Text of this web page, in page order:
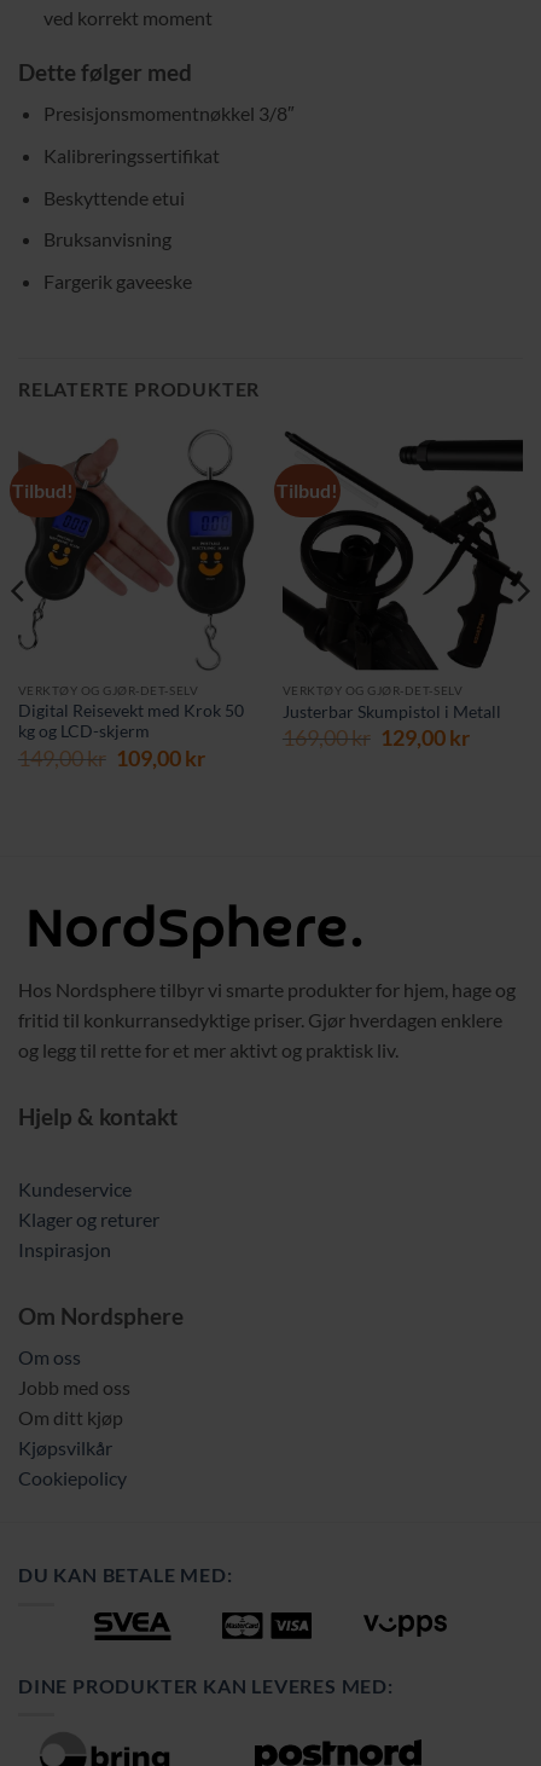
ved korrekt moment
Dette følger med
Presisjonsmomentnøkkel 3/8″
Kalibreringssertifikat
Beskyttende etui
Bruksanvisning
Fargerik gaveeske
RELATERTE PRODUKTER
Tilbud!
VERKTØY OG GJØR-DET-SELV
Digital Reisevekt med Krok 50
kg og LCD-skjerm
149,00kr Opprinnelig
109,00krNåværende
Tilbud!
VERKTØY OG GJØR-DET-SELV
Justerbar Skumpistol i Metall
169,00kr Opprinnelig
129,00kr
Hos Nordsphere tilbyr vi smarte produkter for hjem, hage og
fritid til konkurransedyktige priser. Gjør hverdagen enklere
og legg til rette for et mer aktivt og praktisk liv.
Hjelp & kontakt
Kundeservice
Klager og returer
Inspirasjon
Om Nordsphere
Om oss
Jobb med oss
Om ditt kjøp
Kjøpsvilkår
Cookiepolicy
DU KAN BETALE MED:
DINE PRODUKTER KAN LEVERES MED: